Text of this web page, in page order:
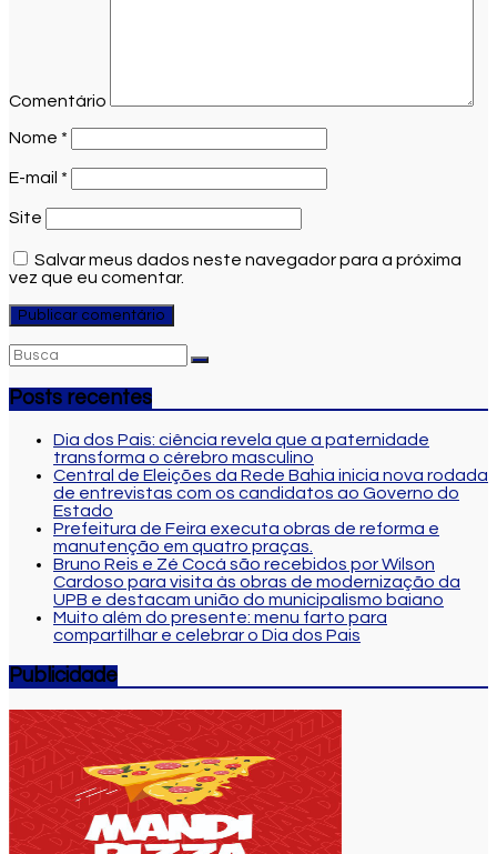
Comentário
Nome *
E-mail *
Site
Salvar meus dados neste navegador para a próxima
vez que eu comentar.
Posts recentes
Dia dos Pais: ciência revela que a paternidade
transforma o cérebro masculino
Central de Eleições da Rede Bahia inicia nova rodada
de entrevistas com os candidatos ao Governo do
Estado
Prefeitura de Feira executa obras de reforma e
manutenção em quatro praças.
Bruno Reis e Zé Cocá são recebidos por Wilson
Cardoso para visita às obras de modernização da
UPB e destacam união do municipalismo baiano
Muito além do presente: menu farto para
compartilhar e celebrar o Dia dos Pais
Publicidade